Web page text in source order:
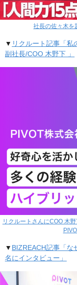
社長の佐々木を
▼ リクルート記事「
副社長/COO 木野下 」
リクルートさんにCOO 木
▼ BIZREACH記事「な
名にインタビュー」